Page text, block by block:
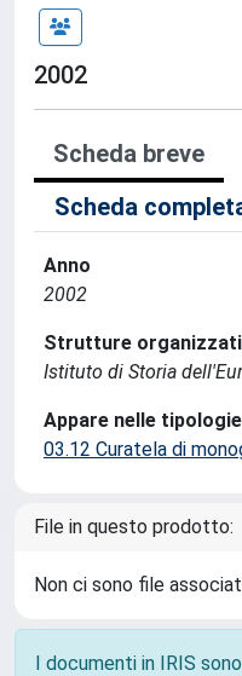
2002
Scheda breve
Scheda
Anno
2002
Strutture
Istituto di Storia
Appare nelle
03.12 Curatela di
File in questo prodotto:
Non ci sono file
I documenti in IRIS